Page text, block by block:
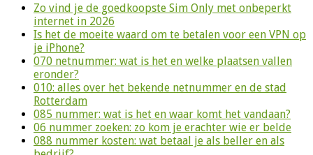
Zo vind je de goedkoopste Sim Only met onbeperkt
internet in 2026
Is het de moeite waard om te betalen voor een VPN op
je iPhone?
070 netnummer: wat is het en welke plaatsen vallen
eronder?
010: alles over het bekende netnummer en de stad
Rotterdam
085 nummer: wat is het en waar komt het vandaan?
06 nummer zoeken: zo kom je erachter wie er belde
088 nummer kosten: wat betaal je als beller en als